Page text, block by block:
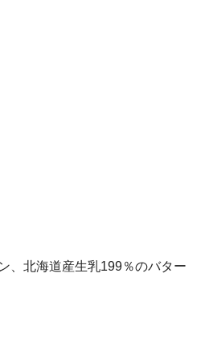
、北海道産生乳199％のバター